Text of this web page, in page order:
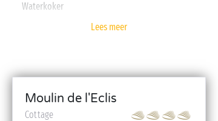
Waterkoker
Lees meer
Moulin de l'Eclis
Cottage